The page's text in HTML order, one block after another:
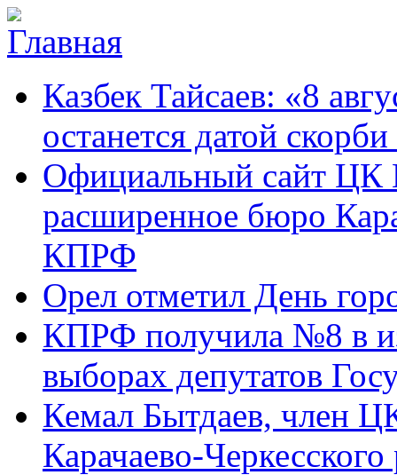
Перейти к основному содержанию
Черкесское
республиканское
отделение
Коммунистической
партии Российской
Федерации
аргументы,
факты Казбек Тайсаев: «8
останется датой
Официальный сайт ЦК
расширенное бюро
КПРФ
Орел отметил День
КПРФ получила №8 в
выборах депутатов
Кемал Бытдаев, член
Карачаево-